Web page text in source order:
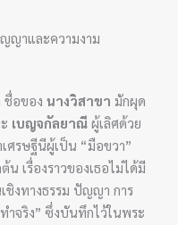
ญาและความงาม
ชื่อของนางวิสาขา มักผุด
เบญจกัลยาณี ผู้เลิศด้วย
ศรษฐีนีผู้เป็น “มือขวา”
เรื่องราวของเธอไม่ได้มี
ชิงทางธรรม ปัญญา การ
จริง” ซึ่งบันทึกไว้ในพระ